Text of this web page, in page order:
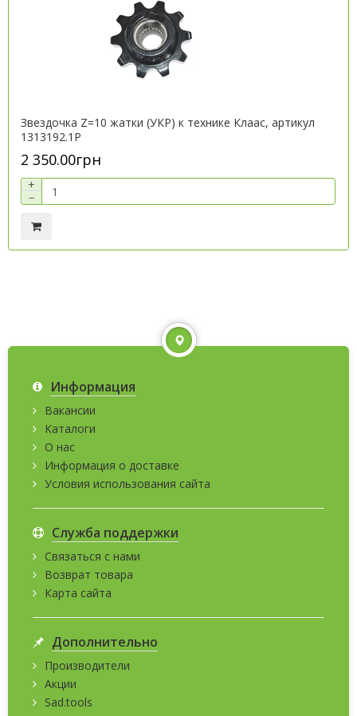
Звездочка Z=10 жатки (УКР) к технике Клаас, артикул
1313192.1P
2 350.00грн
+
−
Информация
Вакансии
Каталоги
О нас
Информация о доставке
Условия использования сайта
Служба поддержки
Связаться с нами
Возврат товара
Карта сайта
Дополнительно
Производители
Акции
Sad.tools